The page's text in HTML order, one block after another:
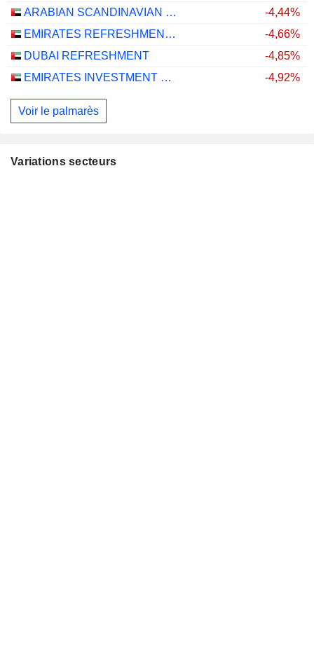
ARABIAN SCANDINAVIAN INSURANCE COMPANY (PLC) - TAKAFUL - ASCANA INSURANCE
-4,44%
EMIRATES REFRESHMENTS
-4,66%
DUBAI REFRESHMENT
-4,85%
EMIRATES INVESTMENT BANK
-4,92%
Voir le palmarès
Variations secteurs